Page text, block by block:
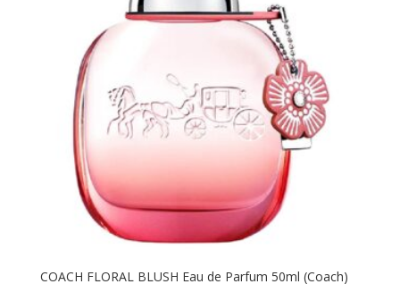
$137.60
COACH FLORAL BLUSH Eau de Parfum 50ml (Coach)